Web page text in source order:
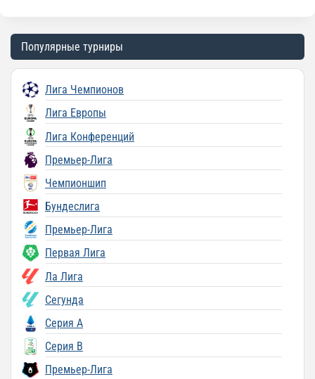
Популярные турниры
Лига Чемпионов
Лига Европы
Лига Конференций
Премьер-Лига
Чемпионшип
Бундеслига
Премьер-Лига
Первая Лига
Ла Лига
Сегунда
Серия A
Серия B
Премьер-Лига